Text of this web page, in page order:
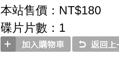
本站售價：NT$180
碟片片數：1